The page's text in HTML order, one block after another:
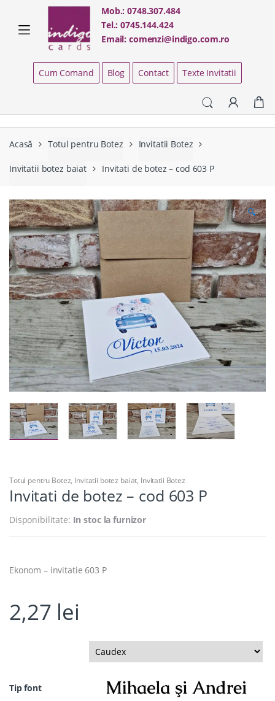
navigation
content
Mob.:0748.307.484
Tel.:0745.144.424
Email:comenzi@indigo.com.ro
Cum Comand Blog Contact Texte Invitatii
Acasă Totul pentru Botez Invitatii Botez
Invitatii botez baiat Invitati de botez – cod 603 P
🔍
Totul pentru Botez, Invitatii botez baiat, Invitatii Botez
Invitati de botez – cod 603 P
Disponibilitate: In stoc la furnizor
Ekonom – invitatie 603 P
2,27 lei
Tip font